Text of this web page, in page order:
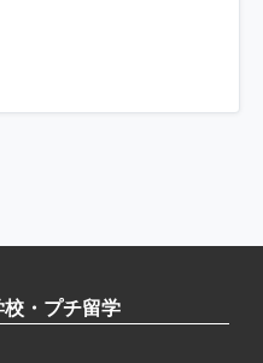
・プチ留学